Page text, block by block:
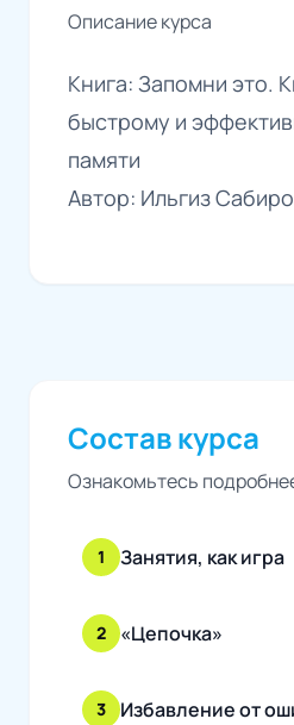
Описание курса
Книга: Запомни это.
быстрому и
памяти
Автор: Ильгиз
Состав курса
Ознакомьтесь
1 Занятия, как игра
2 «Цепочка»
3 Избавление от